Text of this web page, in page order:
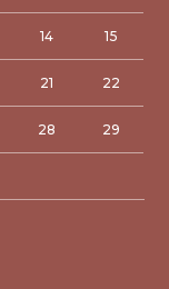
14 15
21 22
28 29